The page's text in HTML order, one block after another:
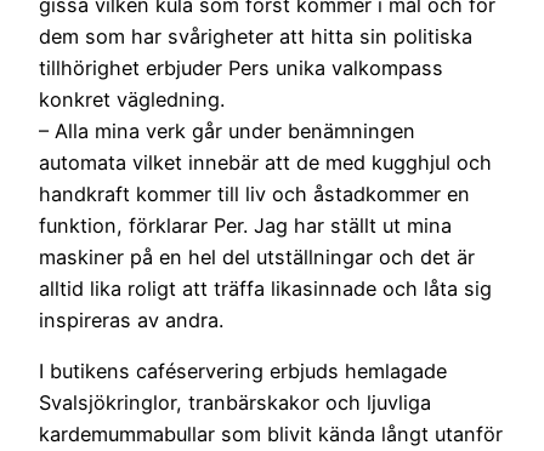
dem som har svårigheter att hitta sin politiska
tillhörighet erbjuder Pers unika valkompass
konkret vägledning.
– Alla mina verk går under benämningen
automata vilket innebär att de med kugghjul och
handkraft kommer till liv och åstadkommer en
funktion, förklarar Per. Jag har ställt ut mina
maskiner på en hel del utställningar och det är
alltid lika roligt att träffa likasinnade och låta sig
inspireras av andra.
I butikens caféservering erbjuds hemlagade
Svalsjökringlor, tranbärskakor och ljuvliga
kardemummabullar som blivit kända långt utanför